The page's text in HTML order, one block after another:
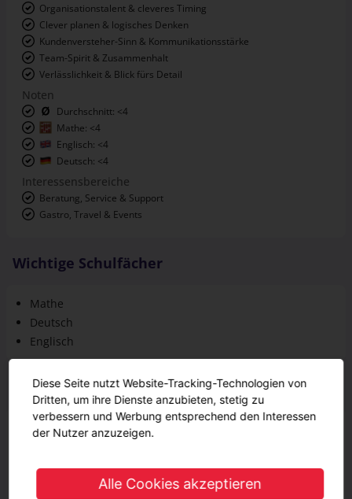
Organisationstalent & cleveres Timing
Clever planen & logisches Denken
Kundenversteher-Sinn & Kommunikationsstärke
Team-Spirit & Zusammenhalt
Verlässlichkeit & Blick fürs Detail
Noten
Durchschnitt: <4
Mathe: <4
Englisch: <4
Deutsch: <4
Interessensbereiche
Beratung, Service & Support
Gastro, Travel & Events
Wichtige Schulfächer
Mathe
Deutsch
Englisch
Ausbildungsinhalte
Gestaltung des Gasterlebnisses als Gastgeber
Fachgerechtes Servieren von Speisen und Getränken
Diese Seite nutzt Website-Tracking-Technologien von
Dritten, um ihre Dienste anzubieten, stetig zu
verbessern und Werbung entsprechend den Interessen
der Nutzer anzuzeigen.
Alle Cookies akzeptieren